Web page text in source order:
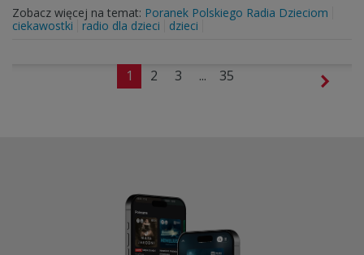
Zobacz więcej na temat: Poranek Polskiego Radia Dzieciom
ciekawostki
radio dla dzieci dzieci
1 2 3 ... 35